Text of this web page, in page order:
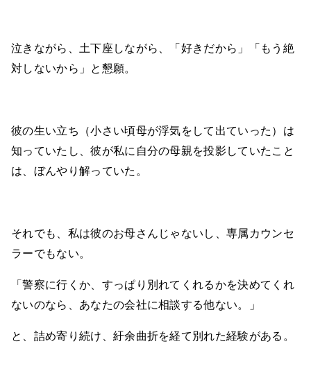
泣きながら、土下座しながら、「好きだから」「もう絶
対しないから」と懇願。
彼の生い立ち（小さい頃母が浮気をして出ていった）は
知っていたし、彼が私に自分の母親を投影していたこと
は、ぼんやり解っていた。
それでも、私は彼のお母さんじゃないし、専属カウンセ
ラーでもない。
「警察に行くか、すっぱり別れてくれるかを決めてくれ
ないのなら、あなたの会社に相談する他ない。」
と、詰め寄り続け、紆余曲折を経て別れた経験がある。